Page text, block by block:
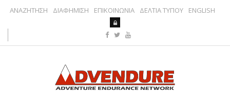
ΑΝΑΖΗΤΗΣΗ ΔΙΑΦΗΜΙΣΗ ΕΠΙΚΟΙΝΩΝΙΑ ΔΕΛΤΙΑ ΤΥΠΟΥ ENGLISH